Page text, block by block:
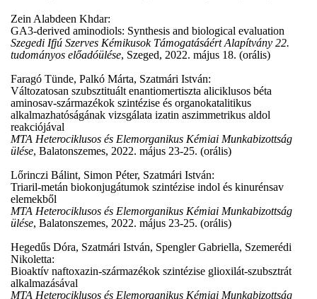
Zein Alabdeen Khdar:
GA3-derived aminodiols: Synthesis and biological evaluation
Szegedi Ifjú Szerves Kémikusok Támogatásáért Alapítvány 22.
tudományos előadóülése, Szeged, 2022. május 18. (orális)
Faragó Tünde, Palkó Márta, Szatmári István:
Változatosan szubsztituált enantiomertiszta aliciklusos béta
aminosav-származékok szintézise és organokatalitikus
alkalmazhatóságának vizsgálata izatin aszimmetrikus aldol
reakciójával
MTA Heterociklusos és Elemorganikus Kémiai Munkabizottság
ülése, Balatonszemes, 2022. május 23-25. (orális)
Lőrinczi Bálint, Simon Péter, Szatmári István:
Triaril-metán biokonjugátumok szintézise indol és kinurénsav
elemekből
MTA Heterociklusos és Elemorganikus Kémiai Munkabizottság
ülése, Balatonszemes, 2022. május 23-25. (orális)
Hegedűs Dóra, Szatmári István, Spengler Gabriella, Szemerédi
Nikoletta:
Bioaktív naftoxazin-származékok szintézise glioxilát-szubsztrát
alkalmazásával
MTA Heterociklusos és Elemorganikus Kémiai Munkabizottság